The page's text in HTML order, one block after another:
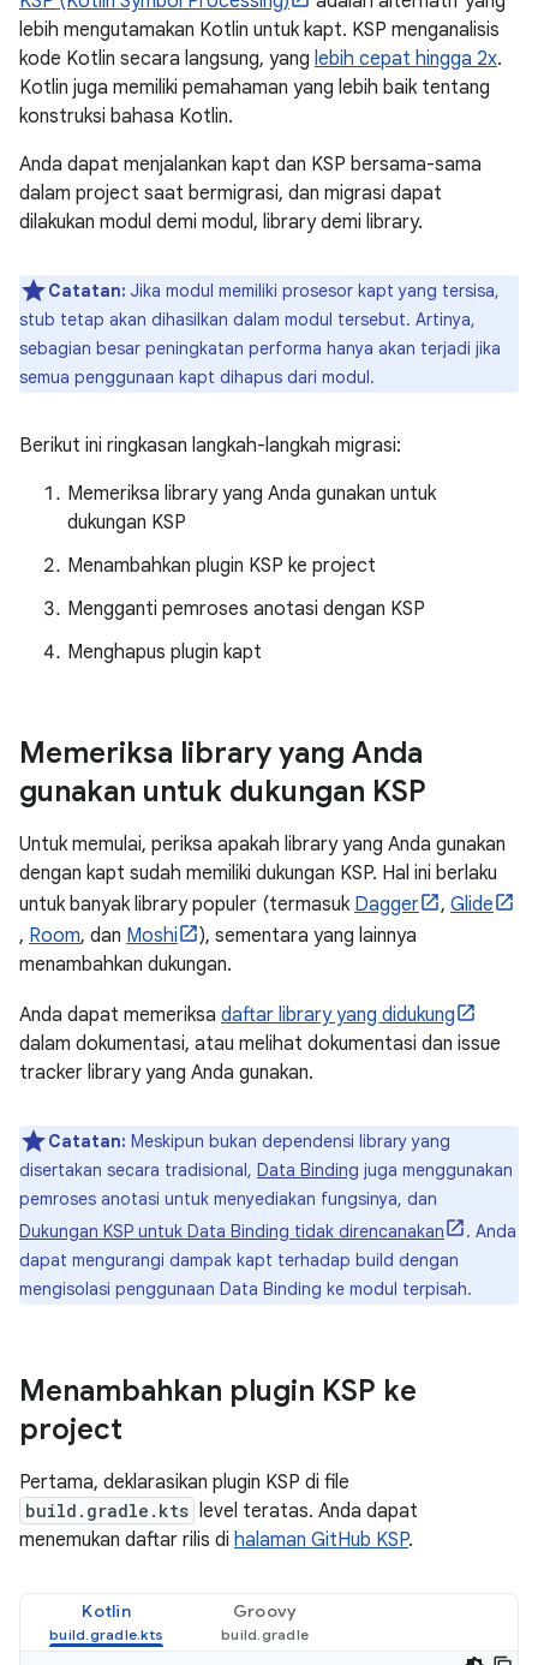
lebih mengutamakan Kotlin untuk kapt. KSP menganalisis
kode Kotlin secara langsung, yang lebih cepat hingga 2x.
Kotlin juga memiliki pemahaman yang lebih baik tentang
konstruksi bahasa Kotlin.
Anda dapat menjalankan kapt dan KSP bersama-sama
dalam project saat bermigrasi, dan migrasi dapat
dilakukan modul demi modul, library demi library.
Catatan: Jika modul memiliki prosesor kapt yang tersisa,
stub tetap akan dihasilkan dalam modul tersebut. Artinya,
sebagian besar peningkatan performa hanya akan terjadi jika
semua penggunaan kapt dihapus dari modul.
Berikut ini ringkasan langkah-langkah migrasi:
Memeriksa library yang Anda gunakan untuk
dukungan KSP
Menambahkan plugin KSP ke project
Mengganti pemroses anotasi dengan KSP
Menghapus plugin kapt
Memeriksa library yang Anda
gunakan untuk dukungan KSP
Untuk memulai, periksa apakah library yang Anda gunakan
dengan kapt sudah memiliki dukungan KSP. Hal ini berlaku
untuk banyak library populer (termasuk Dagger , Glide
, Room, dan Moshi
), sementara yang lainnya
menambahkan dukungan.
Anda dapat memeriksa daftar library yang didukung
dalam dokumentasi, atau melihat dokumentasi dan issue
tracker library yang Anda gunakan.
Catatan: Meskipun bukan dependensi library yang
disertakan secara tradisional, Data Binding juga menggunakan
pemroses anotasi untuk menyediakan fungsinya, dan
Dukungan KSP untuk Data Binding tidak direncanakan
. Anda
dapat mengurangi dampak kapt terhadap build dengan
mengisolasi penggunaan Data Binding ke modul terpisah.
Menambahkan plugin KSP ke
project
Pertama, deklarasikan plugin KSP di file
build.gradle.kts level teratas. Anda dapat
menemukan daftar rilis di halaman GitHub KSP.
Kotlin Groovy